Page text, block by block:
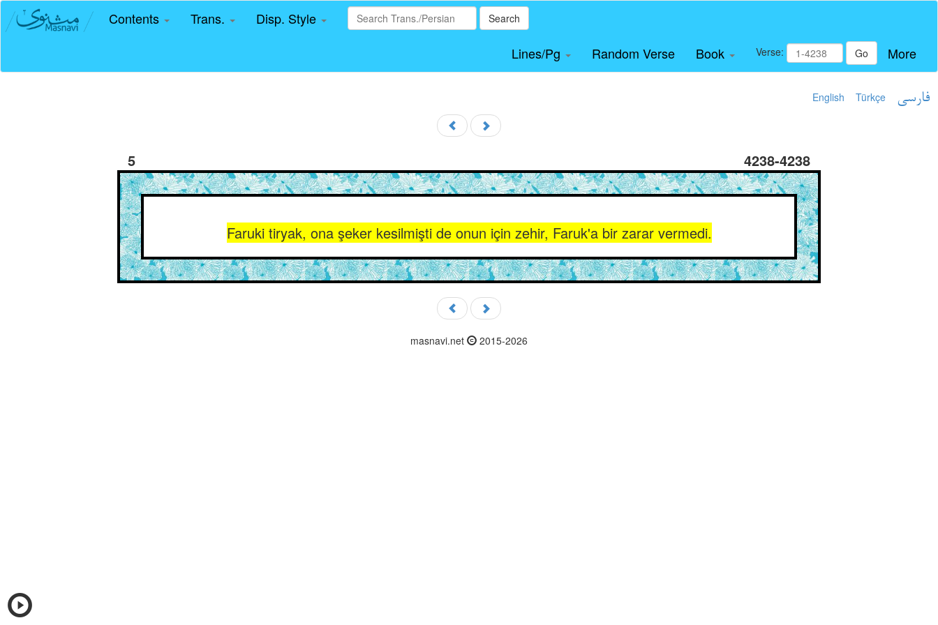
Contents Trans. Disp. Style Search
Lines/Pg Random Verse Book Verse: Go More
English Türkçe فارسی
5 4238-4238
Faruki tiryak, ona şeker kesilmişti de onun için zehir, Faruk'a bir zarar vermedi.
masnavi.net 2015-2026